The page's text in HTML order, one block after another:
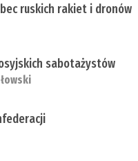
ruskich rakiet i dronów
sabotażystów